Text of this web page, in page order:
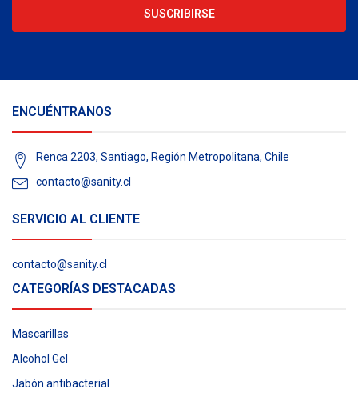
SUSCRIBIRSE
ENCUÉNTRANOS
Renca 2203, Santiago, Región Metropolitana, Chile
contacto@sanity.cl
SERVICIO AL CLIENTE
contacto@sanity.cl
CATEGORÍAS DESTACADAS
Mascarillas
Alcohol Gel
Jabón antibacterial